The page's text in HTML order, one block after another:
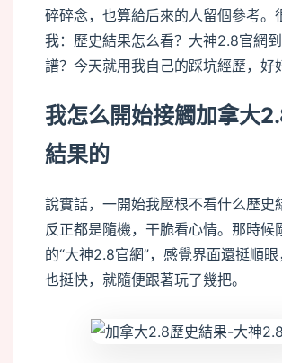
碎碎念，也算給后來的人留個參考。
我：歷史結果怎么看？大神2.8官網
譜？今天就用我自己的踩坑經歷，好
我怎么開始接觸加拿大
結果的
說實話，一開始我壓根不看什么歷史
反正都是隨機，干脆看心情。那時候
的“大神2.8官網”，感覺界面還挺順
也挺快，就隨便跟著玩了幾把。